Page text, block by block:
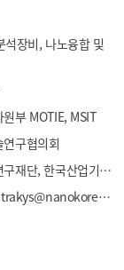
석장비, 나노융합 및
부 MOTIE, MSIT
구협의회
한국산업기술기획평가원, 한국연구재단, 한국산업기술진흥협회, 한국산업기술진흥원, 한국과학기술기획평가원
연락처:0315482025 / 이메일:ntrakys@nanokorea.net